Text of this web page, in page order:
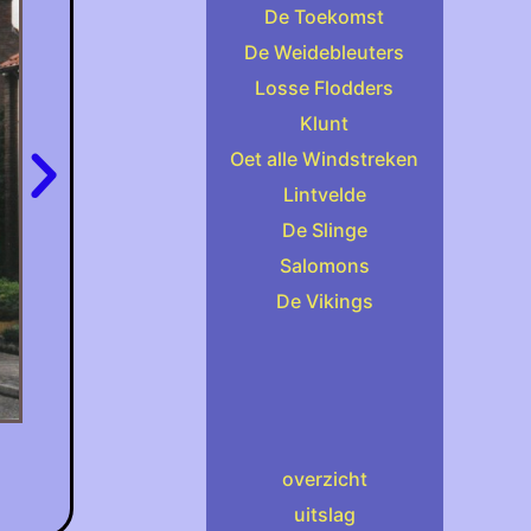
De Toekomst
De Weidebleuters
Losse Flodders
Klunt
Oet alle Windstreken
Lintvelde
De Slinge
Salomons
De Vikings
overzicht
uitslag